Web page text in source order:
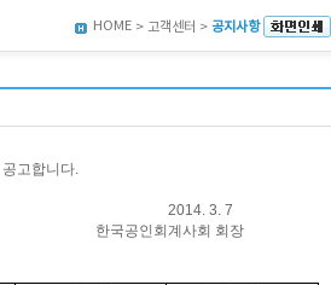
HOME > 고객센터 > 공지사항
고합니다.
3. 7
사회 회장